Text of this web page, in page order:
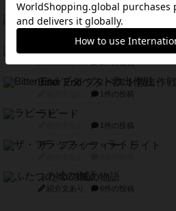
スモールワールド
紹介文あり 13件の投稿
Bitter End ブタペスト救出作戦
1件の投稿
ラピード
1件の投稿
ザ・フラッフィー・ライト
ふたつの城の物語
紹介文あり 6件の投稿